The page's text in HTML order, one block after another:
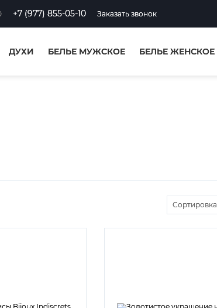
+7 (977) 855-05-10 Заказать звонок
ДУХИ БЕЛЬЕ МУЖСКОЕ БЕЛЬЕ ЖЕНСКОЕ
Сортировка